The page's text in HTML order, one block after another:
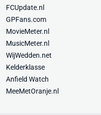
FCUpdate.nl
GPFans.com
MovieMeter.nl
MusicMeter.nl
WijWedden.net
Kelderklasse
Anfield Watch
MeeMetOranje.nl